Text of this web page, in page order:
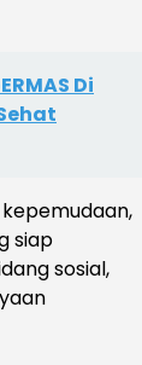
Di
kepemudaan,
siap
sosial,